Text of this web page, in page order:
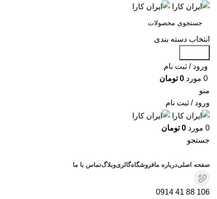
انتخاب دسته بندی
ورود / ثبت نام
0 مورد 0 تومان
منو
ورود / ثبت نام
0 مورد 0 تومان
جستجو
صفحه اصلیدرباره مافروشگاهگالریوبلاگتماس با ما
106 88 41 0914